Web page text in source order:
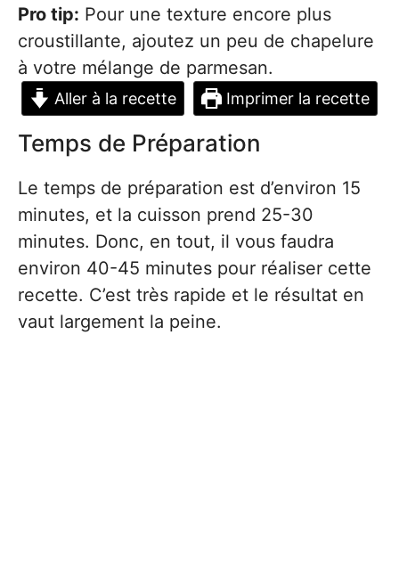
Pro tip: Pour une texture encore plus
croustillante, ajoutez un peu de chapelure
à votre mélange de parmesan.
Aller à la recette Imprimer la recette
Temps de Préparation
Le temps de préparation est d’environ 15
minutes, et la cuisson prend 25-30
minutes. Donc, en tout, il vous faudra
environ 40-45 minutes pour réaliser cette
recette. C’est très rapide et le résultat en
vaut largement la peine.